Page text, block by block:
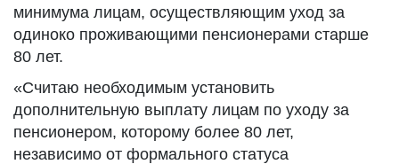
минимума лицам, осуществляющим уход за
одиноко проживающими пенсионерами старше
80 лет.
«Считаю необходимым установить
дополнительную выплату лицам по уходу за
пенсионером, которому более 80 лет,
независимо от формального статуса